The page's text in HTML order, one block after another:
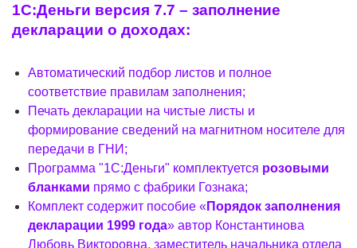
1С:Деньги версия 7.7 – заполнение
декларации о доходах:
Автоматический подбор листов и полное
соответствие правилам заполнения;
Печать декларации на чистые листы и
формирование сведений на магнитном носителе для
передачи в ГНИ;
Программа "1С:Деньги" комплектуется розовыми
бланками прямо с фабрики Гознака;
Комплект содержит пособие «Порядок заполнения
декларации 1999 года» автор Константинова
Любовь Викторовна, заместитель начальника отдела